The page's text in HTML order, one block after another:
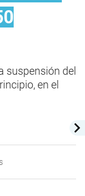
suspensión del
en el